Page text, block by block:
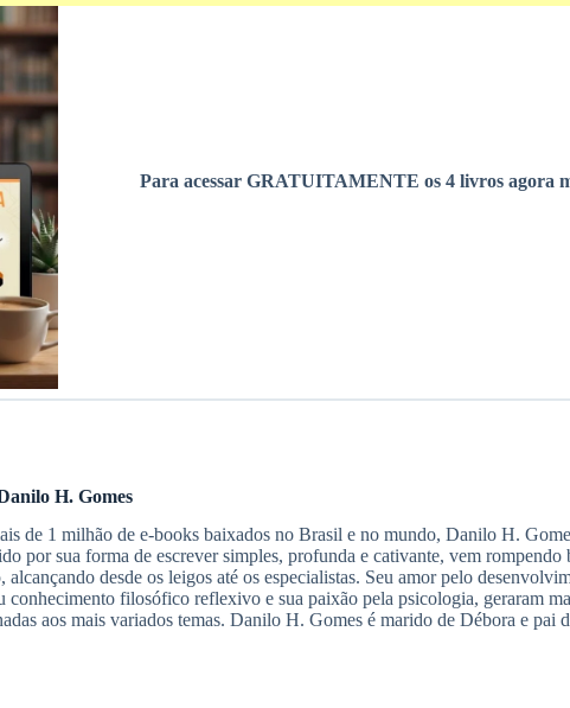
Para acessar GRATUITAMENTE os 4 livros agora
H. Gomes
de 1 milhão de e-books baixados no Brasil e no mundo, Danilo H.
por sua forma de escrever simples, profunda e cativante, vem rompendo
alcançando desde os leigos até os especialistas. Seu amor pelo
conhecimento filosófico reflexivo e sua paixão pela psicologia, geraram
aos mais variados temas. Danilo H. Gomes é marido de Débora e pai